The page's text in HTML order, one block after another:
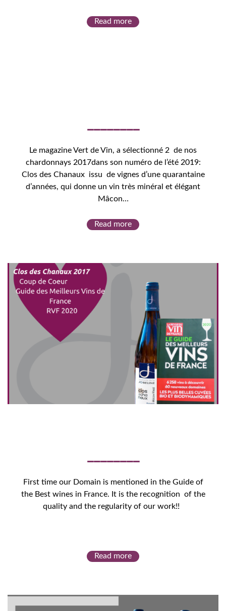
Read more
Le magazine Vert de Vin, a sélectionné 2 de nos
chardonnays 2017dans son numéro de l’été 2019:
Clos des Chanaux issu de vignes d’une quarantaine
d’années, qui donne un vin très minéral et élégant
Mâcon…
Read more
First time our Domain is mentioned in the Guide of
the Best wines in France. It is the recognition of the
quality and the regularity of our work!!
Read more